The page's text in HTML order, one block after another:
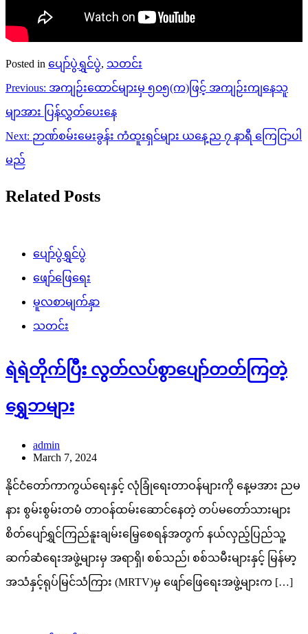
Posted in ပျော်ပွဲရွှင်ပွဲ, သတင်း
Post
navigation
Previous: အကျဉ်းထောင်များမှ ၅၀၅(က)ဖြင့် အကျဉ်းကျနေသူ
မျာအား ပြန်လွှတ်ပေးနေ
Next: ဉာဏ်စမ်းမေးခွန်း ကံထူးရှင်များ ယနေ့ည ၇ နာရီ ကြေငြာပါ
မည်
Related Posts
ပျော်ပွဲရွှင်ပွဲ
ဖျော်ဖြေရေး
မူလစာမျက်နှာ
သတင်း
ရဲရဲတိုက်ပြီး လွတ်လပ်စွာပျော်တတ်ကြတဲ့
ရွှေဘများ
admin
March 7, 2024
နိုင်ငံတော်ကာကွယ်ရေးနှင့် လုံခြုံရေးတာဝန်များကို နေ့မအား ညမ
နား စွမ်းစွမ်းတမံ တာဝန်ထမ်းဆောင်နေတဲ့ တပ်မတော်သားများ
စိတ်ပျော်ရွှင်ကြည်နူးချမ်းမြေ့စေရန်အတွက် နယ်လှည့်ပြည်သူ့
ဆက်ဆံရေးအဖွဲ့များမှ အရာရှိ၊ စစ်သည်၊ စစ်သမီးများနှင့် မြန်မာ့
အသံနှင့်ရုပ်မြင်သံကြား (MRTV)မှ ဖျော်ဖြေရေးအဖွဲ့များက […]